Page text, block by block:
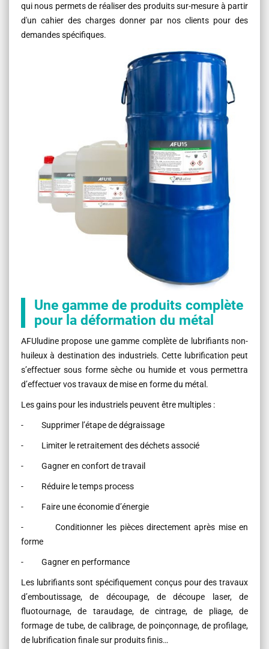
qui nous permets de réaliser des produits sur-mesure à partir
d'un cahier des charges donner par nos clients pour des
demandes spécifiques.
Une gamme de produits complète
pour la déformation du métal
AFUludine propose une gamme complète de lubrifiants non-
huileux à destination des industriels. Cette lubrification peut
s’effectuer sous forme sèche ou humide et vous permettra
d’effectuer vos travaux de mise en forme du métal.
Les gains pour les industriels peuvent être multiples :
- Supprimer l’étape de dégraissage
- Limiter le retraitement des déchets associé
- Gagner en confort de travail
- Réduire le temps process
- Faire une économie d’énergie
- Conditionner les pièces directement après mise en
forme
- Gagner en performance
Les lubrifiants sont spécifiquement conçus pour des travaux
d’emboutissage, de découpage, de découpe laser, de
fluotournage, de taraudage, de cintrage, de pliage, de
formage de tube, de calibrage, de poinçonnage, de profilage,
de lubrification finale sur produits finis…